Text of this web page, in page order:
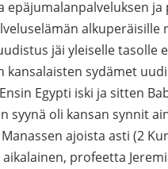
epäjumalanpalveluksen ja
alkuperäisille
jäi yleiselle tasolle
kansalaisten sydämet
Egypti iski ja sitten
syynä oli kansan synnit
ajoista asti (2
profeetta